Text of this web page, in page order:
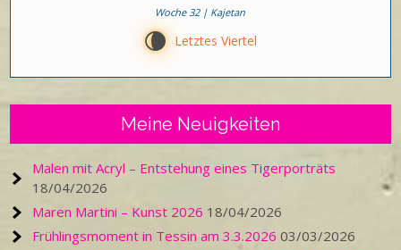
Woche 32 | Kajetan
V Letztes Viertel
Meine Neuigkeiten
Malen mit Acryl – Entstehung eines Tigerporträts
18/04/2026
Maren Martini – Kunst 2026 18/04/2026
Frühlingsmoment in Tessin am 3.3.2026 03/03/2026